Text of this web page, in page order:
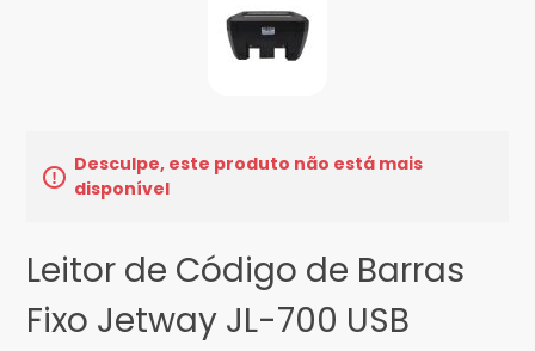
Desculpe, este produto não está mais
disponível
Leitor de Código de Barras
Fixo Jetway JL-700 USB